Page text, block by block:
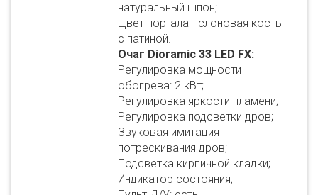
натуральный шпон;
Цвет портала - слоновая кость
с патиной.
Очаг Dioramic 33 LED FX:
Регулировка мощности
обогрева: 2 кВт;
Регулировка яркости пламени;
Регулировка подсветки дров;
Звуковая имитация
потрескивания дров;
Подсветка кирпичной кладки;
Индикатор состояния;